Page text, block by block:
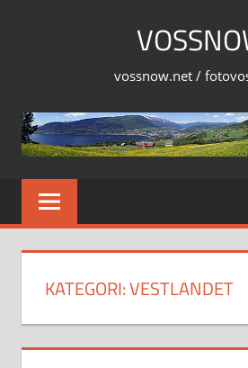
vossnow.net /
KATEGORI:VESTLANDET